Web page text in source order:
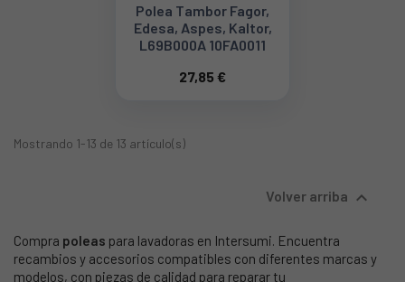
Polea Tambor Fagor,
Edesa, Aspes, Kaltor,
L69B000A 10FA0011
27,85 €
Mostrando 1-13 de 13 artículo(s)
Volver arriba 
Compra poleas para lavadoras en Intersumi. Encuentra
recambios y accesorios compatibles con diferentes marcas y
modelos, con piezas de calidad para reparar tu